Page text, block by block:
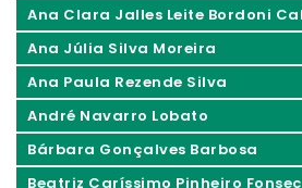
Ana Clara Jalles Leite Bordoni
Ana Júlia Silva Moreira
Ana Paula Rezende Silva
André Navarro Lobato
Bárbara Gonçalves Barbosa
Beatriz Caríssimo Pinheiro